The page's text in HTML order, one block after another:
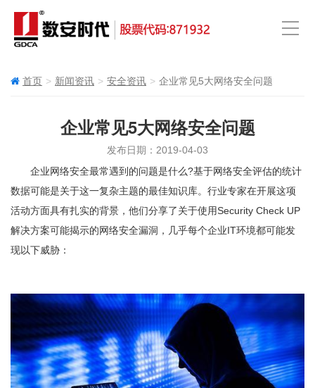
首页 新闻资讯 安全资讯 企业常见5大网络安全问题
企业常见5大网络安全问题
发布日期：2019-04-03
企业网络安全最常遇到的问题是什么?基于网络安全评估的统计
数据可能是关于这一复杂主题的最佳知识库。行业专家在开展这项
活动方面具有扎实的背景，他们分享了关于使用Security Check UP
解决方案可能揭示的网络安全漏洞，几乎每个企业IT环境都可能发
现以下威胁：